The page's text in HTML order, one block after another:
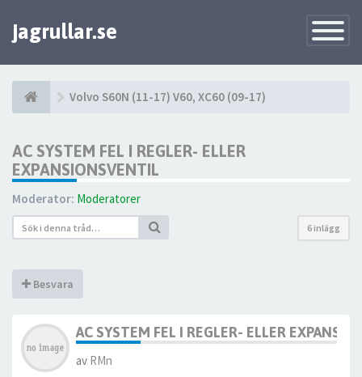
Toggle
jagrullar.se
Volvo S60N (11-17) V60, XC60 (09-17)
AC SYSTEM FEL I REGLER- ELLER
EXPANSIONSVENTIL
Moderator: Moderatorer
6 inlägg
Besvara
AC SYSTEM FEL I REGLER- ELLER
av RMn